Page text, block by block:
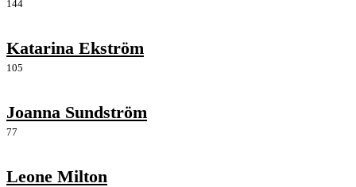
144
Katarina Ekström
105
Joanna Sundström
77
Leone Milton